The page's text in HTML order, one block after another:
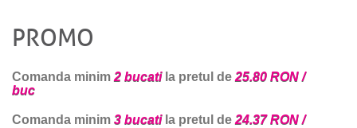
PROMO
Comanda minim 2 bucatila pretul de 25.80 RON /
buc
Comanda minim 3 bucatila pretul de 24.37 RON /